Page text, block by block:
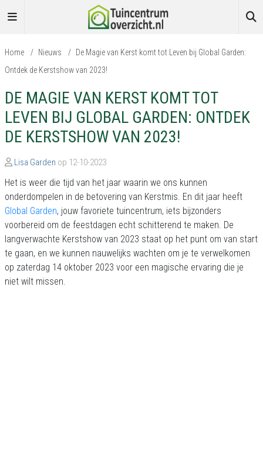
Home / Nieuws / De Magie van Kerst komt tot Leven bij Global Garden:
Ontdek de Kerstshow van 2023!
DE MAGIE VAN KERST KOMT TOT
LEVEN BIJ GLOBAL GARDEN: ONTDEK
DE KERSTSHOW VAN 2023!
Lisa Garden op 12-10-2023
Het is weer die tijd van het jaar waarin we ons kunnen
onderdompelen in de betovering van Kerstmis. En dit jaar heeft
Global Garden, jouw favoriete tuincentrum, iets bijzonders
voorbereid om de feestdagen echt schitterend te maken. De
langverwachte Kerstshow van 2023 staat op het punt om van start
te gaan, en we kunnen nauwelijks wachten om je te verwelkomen
op zaterdag 14 oktober 2023 voor een magische ervaring die je
niet wilt missen.